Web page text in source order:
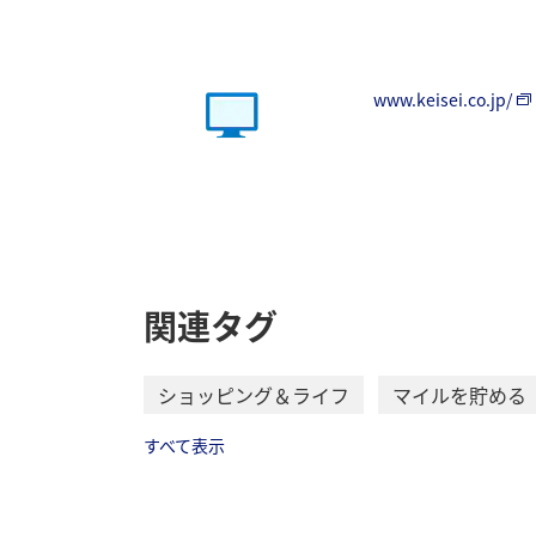
www.keisei.co.jp/
関連タグ
ショッピング＆ライフ マイルを貯める
すべて表示